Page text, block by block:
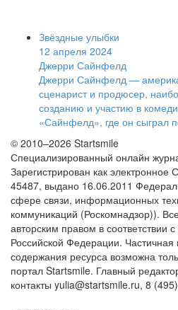
Звёздные улыбки
12 апреля 2024
Джерри Сайнфелд
Джерри Сайнфелд —
сценарист и продюсер,
созданию и участию в
«Сайнфелд», где он сыграл
© 2010–2026 Startsmile
Специализированный онлайн
Зарегистрирован как
45487, выдано 16.06.2011
сфере связи, информационных
коммуникаций (Роскомнадзор)).
авторским правом в соответствии
Российской Федерации.
содержания ресурса возможна
портал Startsmile. Главный
контакты yulia@startsmile.ru, 8